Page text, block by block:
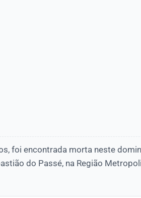
foi encontrada morta neste
do Passé, na Região